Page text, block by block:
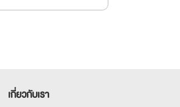
เกี่ยวกับเรา